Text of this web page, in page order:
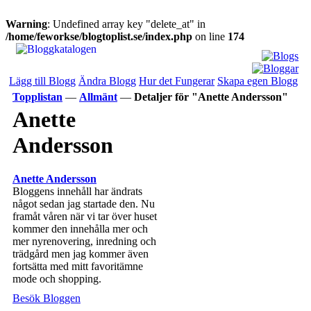
Warning: Undefined array key "delete_at" in
/home/feworkse/blogtoplist.se/index.php on line 174
Lägg till Blogg Ändra Blogg Hur det Fungerar Skapa egen Blogg
Topplistan — Allmänt — Detaljer för "Anette Andersson"
Anette
Andersson
Anette Andersson
Bloggens innehåll har ändrats
något sedan jag startade den. Nu
framåt våren när vi tar över huset
kommer den innehålla mer och
mer nyrenovering, inredning och
trädgård men jag kommer även
fortsätta med mitt favoritämne
mode och shopping.
Besök Bloggen